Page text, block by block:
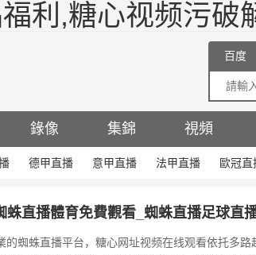
利,糖心视频污破
百度
錄像 集錦 視頻
德甲直播 意甲直播 法甲直播 歐冠直
蛛直播體育免費觀看_蜘蛛直播足球直
蜘蛛直播平台，糖心网址视频在线观看依托多